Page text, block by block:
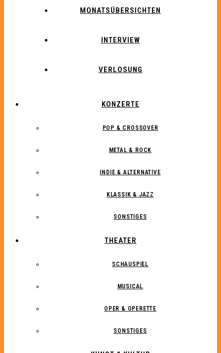
MONATSÜBERSICHTEN
INTERVIEW
VERLOSUNG
KONZERTE
POP & CROSSOVER
METAL & ROCK
INDIE & ALTERNATIVE
KLASSIK & JAZZ
SONSTIGES
THEATER
SCHAUSPIEL
MUSICAL
OPER & OPERETTE
SONSTIGES